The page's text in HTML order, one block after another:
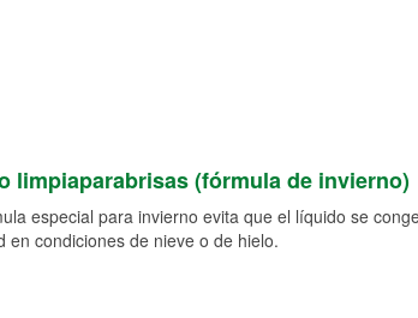
limpiaparabrisas (fórmula de invierno)
especial para invierno evita que el líquido se
en condiciones de nieve o de hielo.